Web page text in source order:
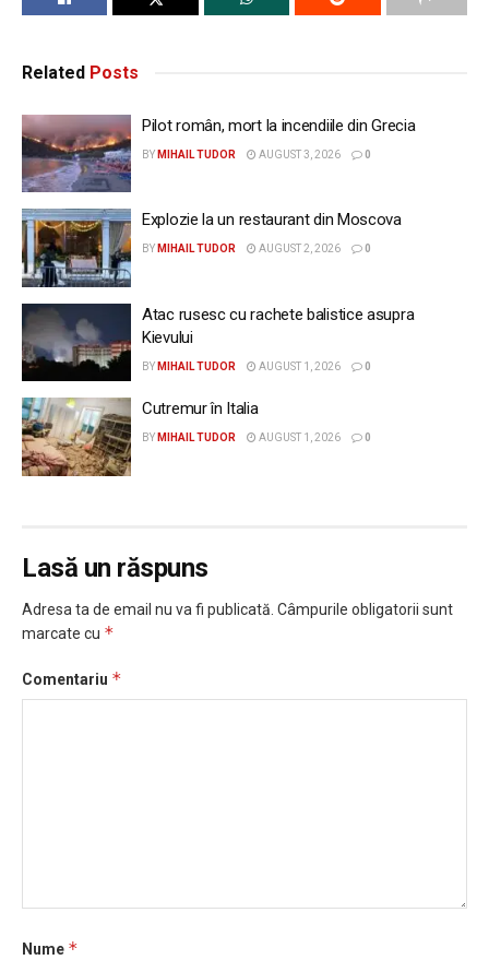
Related Posts
Pilot român, mort la incendiile din Grecia
BY MIHAIL TUDOR AUGUST 3, 2026 0
Explozie la un restaurant din Moscova
BY MIHAIL TUDOR AUGUST 2, 2026 0
Atac rusesc cu rachete balistice asupra
Kievului
BY MIHAIL TUDOR AUGUST 1, 2026 0
Cutremur în Italia
BY MIHAIL TUDOR AUGUST 1, 2026 0
Lasă un răspuns
Adresa ta de email nu va fi publicată. Câmpurile obligatorii sunt
marcate cu *
Comentariu *
Nume *